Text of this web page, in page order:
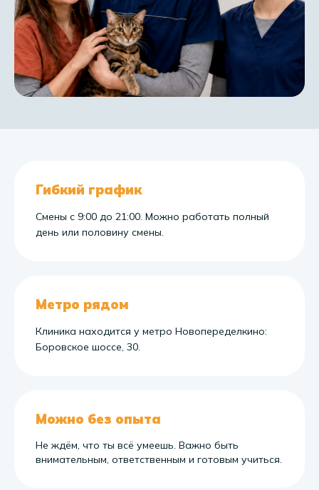
Гибкий график
Смены с 9:00 до 21:00. Можно работать полный
день или половину смены.
Метро рядом
Клиника находится у метро Новопеределкино:
Боровское шоссе, 30.
Можно без опыта
Не ждём, что ты всё умеешь. Важно быть
внимательным, ответственным и готовым учиться.